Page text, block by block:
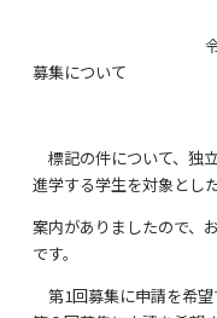
令
募集について
標記の件について、独
進学する学生を対象とし
案内がありましたので、
です。
第1回募集に申請を希